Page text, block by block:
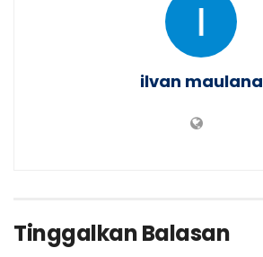
ilvan maulana
Tinggalkan Balasan